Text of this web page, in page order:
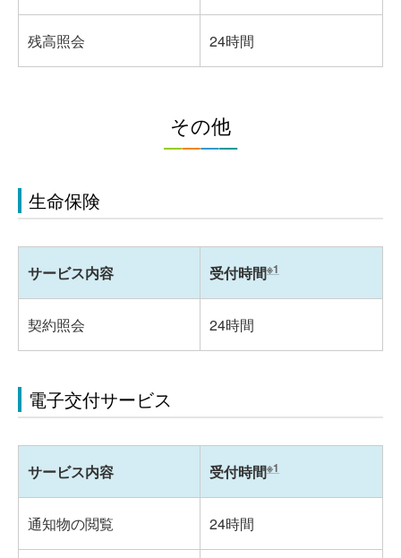
残高照会 24時間
その他
生命保険
サービス内容 受付時間※1
契約照会 24時間
電子交付サービス
サービス内容 受付時間※1
通知物の閲覧 24時間